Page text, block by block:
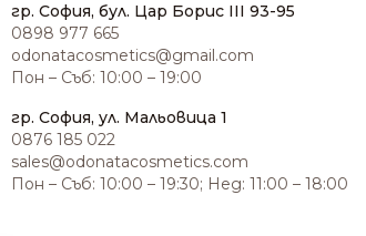
гр. София, бул. Цар Борис III 93-95
0898 977 665
odonatacosmetics@gmail.com
Пон – Съб: 10:00 – 19:00
гр. София, ул. Мальовица 1
0876 185 022
sales@odonatacosmetics.com
Пон – Съб: 10:00 – 19:30; Нед: 11:00 – 18:00